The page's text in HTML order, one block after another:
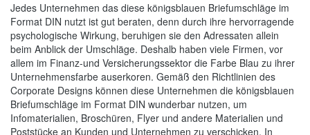
Jedes Unternehmen das diese königsblauen Briefumschläge im
Format DIN nutzt ist gut beraten, denn durch ihre hervorragende
psychologische Wirkung, beruhigen sie den Adressaten allein
beim Anblick der Umschläge. Deshalb haben viele Firmen, vor
allem im Finanz-und Versicherungssektor die Farbe Blau zu ihrer
Unternehmensfarbe auserkoren. Gemäß den Richtlinien des
Corporate Designs können diese Unternehmen die königsblauen
Briefumschläge im Format DIN wunderbar nutzen, um
Infomaterialien, Broschüren, Flyer und andere Materialien und
Poststücke an Kunden und Unternehmen zu verschicken. In